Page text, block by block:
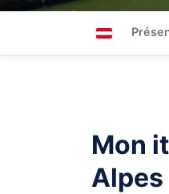
Mon
Alpes